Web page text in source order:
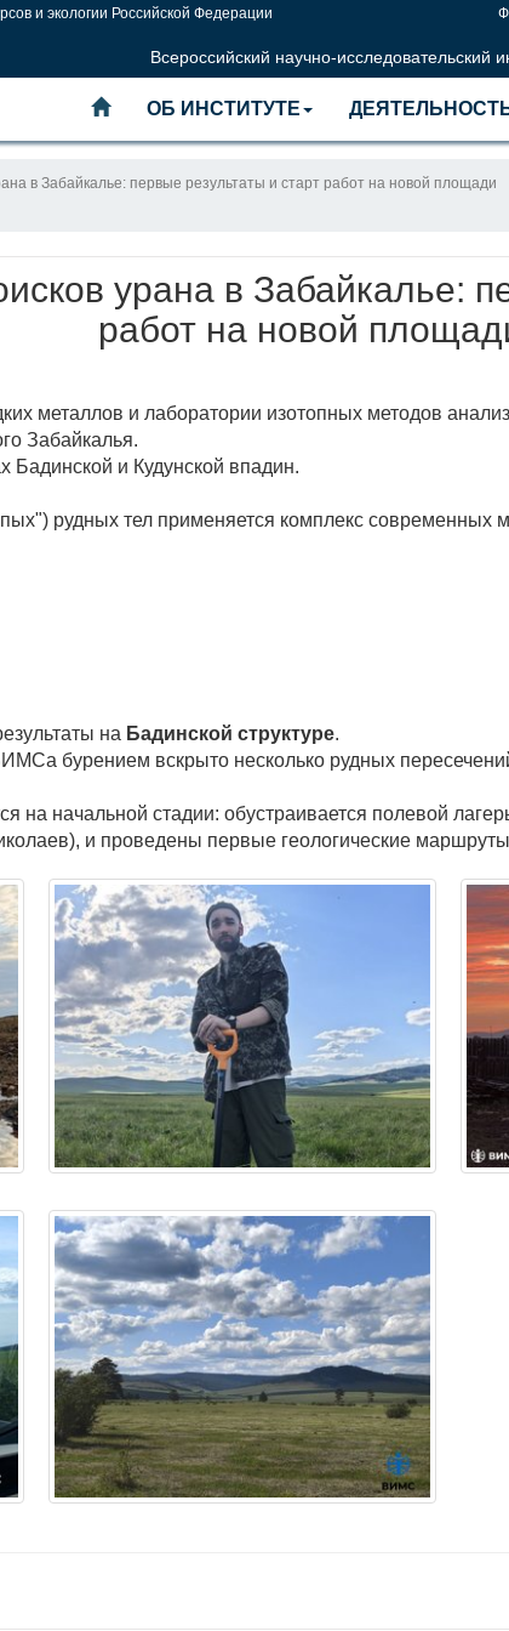
и экологии Российской Федерации
Всероссийский научно-
ОБ ИНСТИТУТЕ
в Забайкалье: первые результаты и старт работ на новой площади
урана в Забайкалье:
работ на новой
металлов и лаборатории изотопных методов
Забайкалья.
Бадинской и Кудунской впадин.
рудных тел применяется комплекс современных
на Бадинской структуре.
бурением вскрыто несколько рудных
на начальной стадии: обустраивается полевой
и проведены первые геологические